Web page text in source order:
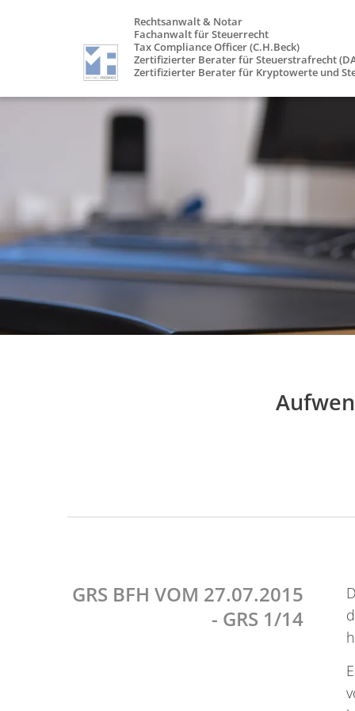
Rechtsanwalt & Notar
Fachanwalt für Steuerrecht
Tax Compliance Officer (C.H.Beck)
Zertifizierter Berater für Steuerstrafrecht
Zertifizierter Berater für Kryptowerte und
GRS BFH VOM 27.07.2015
- GRS 1/14